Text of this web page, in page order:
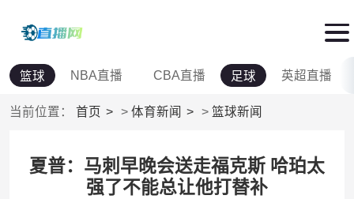
篮球 NBA直播 CBA直播 足球 英超直播
当前位置： 首页 > 体育新闻 > 篮球新闻
夏普：马刺早晚会送走福克斯 哈珀太
强了不能总让他打替补